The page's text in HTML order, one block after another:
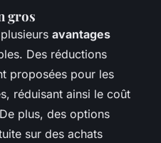
gros
avantages
Des réductions
proposées pour les
réduisant ainsi le coût
plus, des options
sur des achats